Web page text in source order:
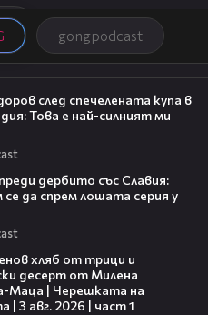
gongpodcast
след спечелената купа в
Това е най-силният ми
дербито със Славия:
се да спрем лошата серия у
хляб от трици и
десерт от Милена
Маца | Черешката на
| 3 авг. 2026 | част 1